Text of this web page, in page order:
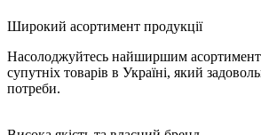
Широкий асортимент продукції
Насолоджуйтесь найширшим
супутніх товарів в Україні, який
потреби.